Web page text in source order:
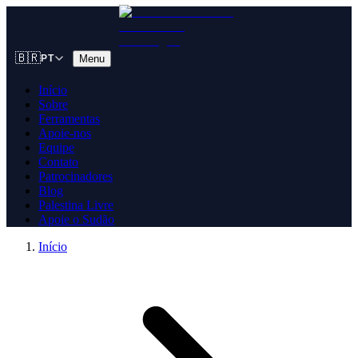
🇧🇷PT Menu
Início
Sobre
Ferramentas
Apoie-nos
Equipe
Contato
Patrocinadores
Blog
Palestina Livre
Apoie o Sudão
Início